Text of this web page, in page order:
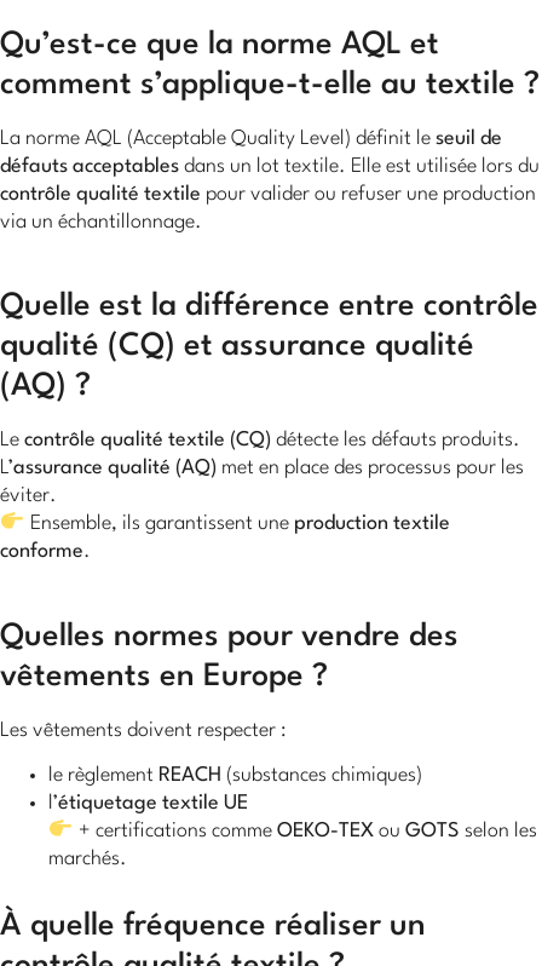
Qu’est-ce que la norme AQL et
comment s’applique-t-elle au textile ?
La norme AQL (Acceptable Quality Level) définit le seuil de
défauts acceptables dans un lot textile. Elle est utilisée lors du
contrôle qualité textile pour valider ou refuser une production
via un échantillonnage.
Quelle est la différence entre contrôle
qualité (CQ) et assurance qualité
(AQ) ?
Le contrôle qualité textile (CQ) détecte les défauts produits.
L’assurance qualité (AQ) met en place des processus pour les
éviter.
Ensemble, ils garantissent une production textile
conforme.
Quelles normes pour vendre des
vêtements en Europe ?
Les vêtements doivent respecter :
le règlement REACH (substances chimiques)
l’étiquetage textile UE
+ certifications comme OEKO-TEXou GOTS selon les
marchés.
À quelle fréquence réaliser un